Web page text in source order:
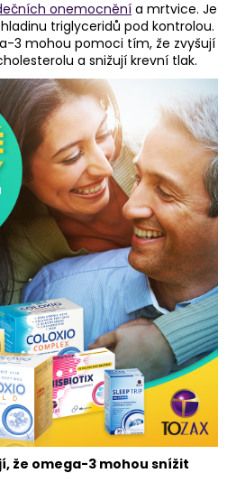
onemocněnía mrtvice. Je
triglyceridů pod kontrolou.
3 mohou pomoci tím, že zvyšují
a snižují krevní tlak.
že omega-3 mohou snížit